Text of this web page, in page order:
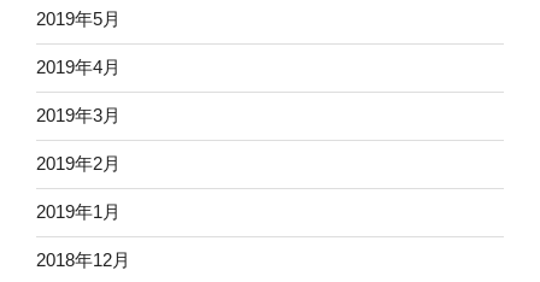
2019年5月
2019年4月
2019年3月
2019年2月
2019年1月
2018年12月